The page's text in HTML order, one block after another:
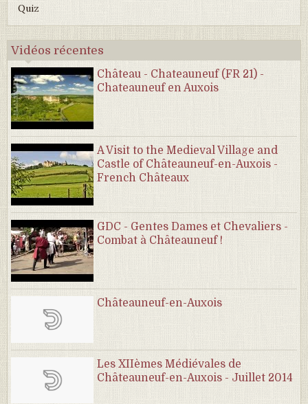
Quiz
Vidéos récentes
Château - Chateauneuf (FR 21) -
Chateauneuf en Auxois
A Visit to the Medieval Village and
Castle of Châteauneuf-en-Auxois -
French Châteaux
GDC - Gentes Dames et Chevaliers -
Combat à Châteauneuf !
Châteauneuf-en-Auxois
Les XIIèmes Médiévales de
Châteauneuf-en-Auxois - Juillet 2014